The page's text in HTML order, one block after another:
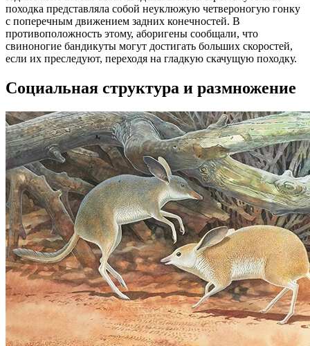
походка представляла собой неуклюжую четвероногую гонку
с поперечным движением задних конечностей. В
противоположность этому, аборигены сообщали, что
свиноногие бандикуты могут достигать больших скоростей,
если их преследуют, переходя на гладкую скачущую походку.
Социальная структура и размножение